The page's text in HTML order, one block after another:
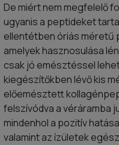
De miért nem megfelelő
ugyanis a peptideket
ellentétben óriás méretű
amelyek hasznosulása
csak jó emésztéssel
kiegészítőkben lévő kis
előemésztett
felszívódva a véráramba
mindenhol a pozitív
valamint az ízületek